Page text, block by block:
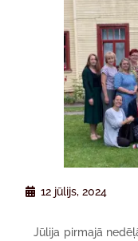
12 jūlijs, 2024
Jūlija pirmajā